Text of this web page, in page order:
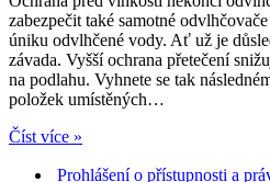
zabezpečit také samotné
úniku odvlhčené vody. Ať už je
závada. Vyšší ochrana přetečení
na podlahu. Vyhnete se tak
položek umístěných…
Číst více »
–
Prohlášení o přístupnosti a